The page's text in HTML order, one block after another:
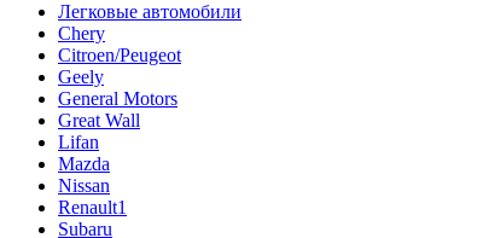
Легковые автомобили
Chery
Citroen/Peugeot
Geely
General Motors
Great Wall
Lifan
Mazda
Nissan
Renault1
Subaru